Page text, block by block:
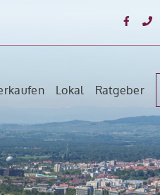
Lokal Ratgeber